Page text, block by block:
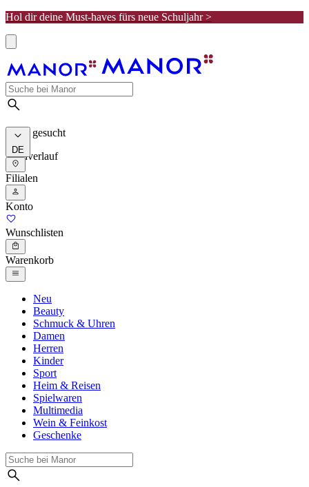
Hol dir deine Must-haves fürs neue Schuljahr >
Meist gesucht
Suchverlauf
DE
Filialen
Konto
Wunschlisten
Warenkorb
Neu
Beauty
Schmuck & Uhren
Damen
Herren
Kinder
Sport
Heim & Reisen
Spielwaren
Multimedia
Wein & Feinkost
Geschenke